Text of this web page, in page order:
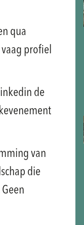
qua
profiel
de
van
die